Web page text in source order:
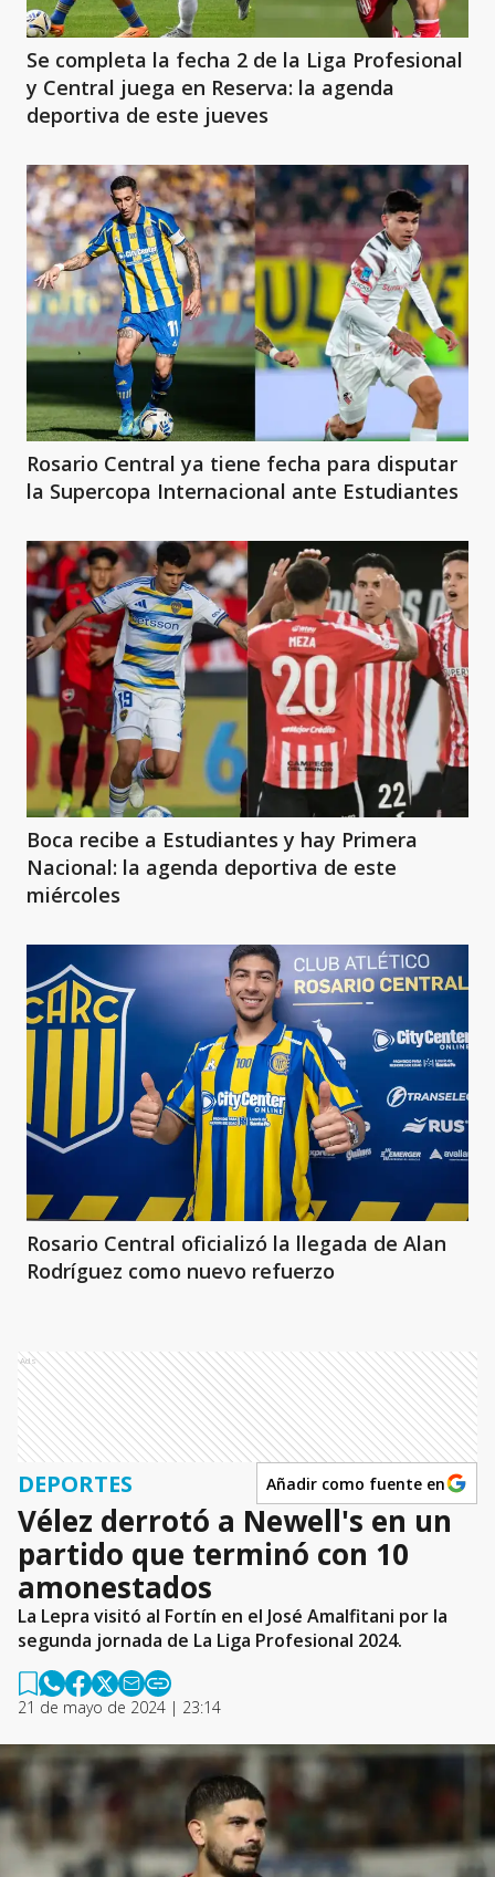
Se completa la fecha 2 de la Liga Profesional
y Central juega en Reserva: la agenda
deportiva de este jueves
Rosario Central ya tiene fecha para disputar
la Supercopa Internacional ante Estudiantes
Boca recibe a Estudiantes y hay Primera
Nacional: la agenda deportiva de este
miércoles
Rosario Central oficializó la llegada de Alan
Rodríguez como nuevo refuerzo
Ads
DEPORTES Añadir como fuente en
Vélez derrotó a Newell's en un
partido que terminó con 10
amonestados
La Lepra visitó al Fortín en el José Amalfitani por la
segunda jornada de La Liga Profesional 2024.
21 de mayo de 2024 | 23:14